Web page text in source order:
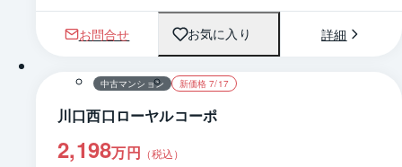
お問合せ お気に入り 詳細
1 / 0 間取り
中古マンション 新価格 7/17
川口西口ローヤルコーポ
2,198万円 （税込）